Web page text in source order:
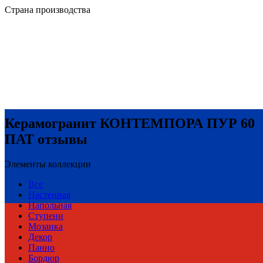
Страна производства
Керамогранит КОНТЕМПОРА ПУР 60
ПАТ отзывы
Элементы коллекции
Все
Настенная
Напольная
Ступени
Мозаика
Декор
Панно
Бордюр